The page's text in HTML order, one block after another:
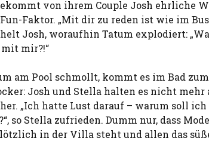
von ihrem Couple Josh ehrliche
Faktor. „Mit dir zu reden ist wie im
Josh, woraufhin Tatum explodiert:
mir?!“
am Pool schmollt, kommt es im Bad
Josh und Stella halten es nicht mehr
„Ich hatte Lust darauf – warum soll
so Stella zufrieden. Dumm nur, dass
in der Villa steht und allen das